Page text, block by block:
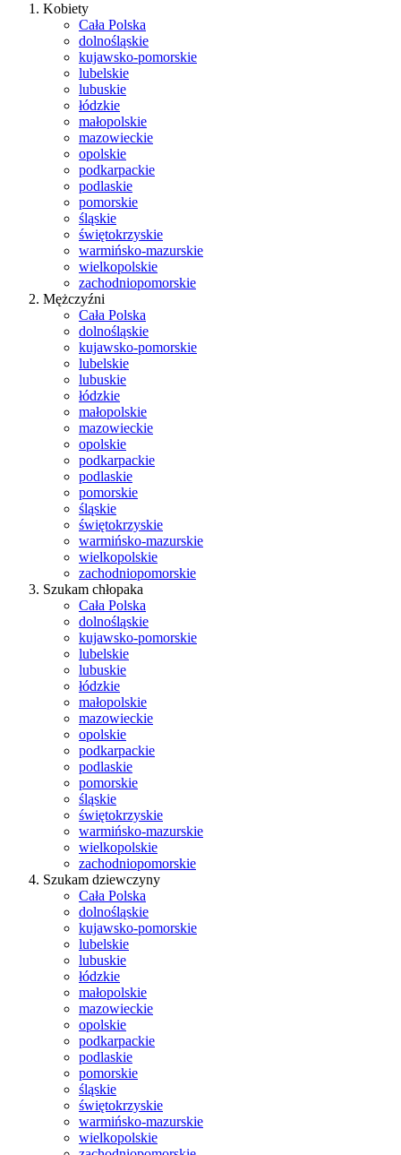
Kobiety
Cała Polska
dolnośląskie
kujawsko-pomorskie
lubelskie
lubuskie
łódzkie
małopolskie
mazowieckie
opolskie
podkarpackie
podlaskie
pomorskie
śląskie
świętokrzyskie
warmińsko-mazurskie
wielkopolskie
zachodniopomorskie
Mężczyźni
Cała Polska
dolnośląskie
kujawsko-pomorskie
lubelskie
lubuskie
łódzkie
małopolskie
mazowieckie
opolskie
podkarpackie
podlaskie
pomorskie
śląskie
świętokrzyskie
warmińsko-mazurskie
wielkopolskie
zachodniopomorskie
Szukam chłopaka
Cała Polska
dolnośląskie
kujawsko-pomorskie
lubelskie
lubuskie
łódzkie
małopolskie
mazowieckie
opolskie
podkarpackie
podlaskie
pomorskie
śląskie
świętokrzyskie
warmińsko-mazurskie
wielkopolskie
zachodniopomorskie
Szukam dziewczyny
Cała Polska
dolnośląskie
kujawsko-pomorskie
lubelskie
lubuskie
łódzkie
małopolskie
mazowieckie
opolskie
podkarpackie
podlaskie
pomorskie
śląskie
świętokrzyskie
warmińsko-mazurskie
wielkopolskie